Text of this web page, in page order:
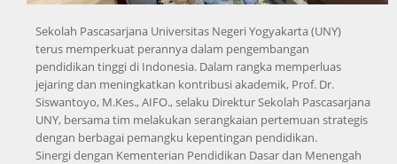
Sekolah Pascasarjana Universitas Negeri Yogyakarta (UNY)
terus memperkuat perannya dalam pengembangan
pendidikan tinggi di Indonesia. Dalam rangka memperluas
jejaring dan meningkatkan kontribusi akademik, Prof. Dr.
Siswantoyo, M.Kes., AIFO., selaku Direktur Sekolah Pascasarjana
UNY, bersama tim melakukan serangkaian pertemuan strategis
dengan berbagai pemangku kepentingan pendidikan.
Sinergi dengan Kementerian Pendidikan Dasar dan Menengah